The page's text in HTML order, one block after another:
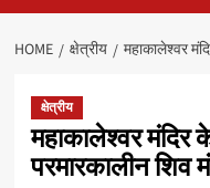
HOME क्षेत्रीय महाकालेश्वर
क्षेत्रीय
महाकालेश्वर मंदिर
परमारकालीन शिव